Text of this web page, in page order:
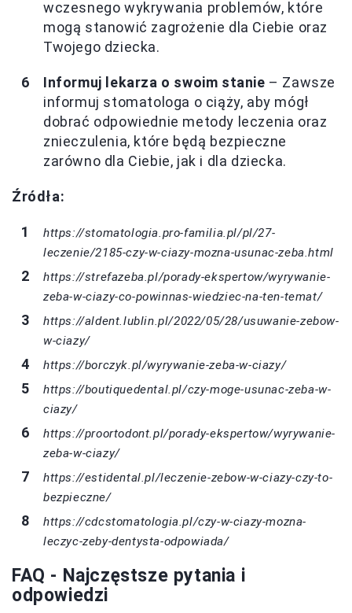
wczesnego wykrywania problemów, które
mogą stanowić zagrożenie dla Ciebie oraz
Twojego dziecka.
Informuj lekarza o swoim stanie – Zawsze
informuj stomatologa o ciąży, aby mógł
dobrać odpowiednie metody leczenia oraz
znieczulenia, które będą bezpieczne
zarówno dla Ciebie, jak i dla dziecka.
Źródła:
https://stomatologia.pro-familia.pl/pl/27-
leczenie/2185-czy-w-ciazy-mozna-usunac-zeba.html
https://strefazeba.pl/porady-ekspertow/wyrywanie-
zeba-w-ciazy-co-powinnas-wiedziec-na-ten-temat/
https://aldent.lublin.pl/2022/05/28/usuwanie-zebow-
w-ciazy/
https://borczyk.pl/wyrywanie-zeba-w-ciazy/
https://boutiquedental.pl/czy-moge-usunac-zeba-w-
ciazy/
https://proortodont.pl/porady-ekspertow/wyrywanie-
zeba-w-ciazy/
https://estidental.pl/leczenie-zebow-w-ciazy-czy-to-
bezpieczne/
https://cdcstomatologia.pl/czy-w-ciazy-mozna-
leczyc-zeby-dentysta-odpowiada/
FAQ - Najczęstsze pytania i
odpowiedzi